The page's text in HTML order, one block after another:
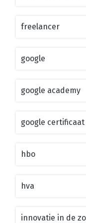
freelancer
google
google academy
google certificaat
hbo
hva
innovatie in de